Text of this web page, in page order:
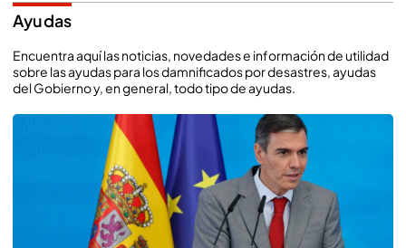
Ayudas
Encuentra aquí las noticias, novedades e información de utilidad
sobre las ayudas para los damnificados por desastres, ayudas
del Gobierno y, en general, todo tipo de ayudas.